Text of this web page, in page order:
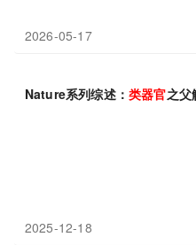
2026-05-17
Nature系列综述： 类器官之父
2025-12-18